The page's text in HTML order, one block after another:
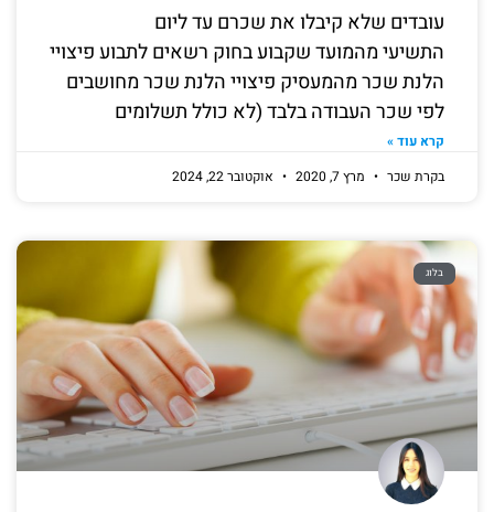
עובדים שלא קיבלו את שכרם עד ליום
התשיעי מהמועד שקבוע בחוק רשאים לתבוע פיצויי
הלנת שכר מהמעסיק פיצויי הלנת שכר מחושבים
לפי שכר העבודה בלבד (לא כולל תשלומים
קרא עוד »
בקרת שכר
מרץ 7, 2020 אוקטובר 22, 2024
בלוג